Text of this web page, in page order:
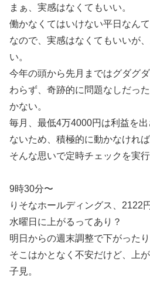
まぁ、実感はなくてもいい。
働かなくてはいけない平日なん
なので、実感はなくてもいいが
い。
今年の頭から先月まではグダグ
わらず、奇跡的に問題なしだっ
かない。
毎月、最低4万4000円は利益を
ないため、積極的に動かなければ
そんな思いで定時チェックを実行
9時30分〜
りそなホールディングス、2122円
水曜日に上がるってあり？
明日からの週末調整で下がった
そこはかとなく不安だけど、上
子見。